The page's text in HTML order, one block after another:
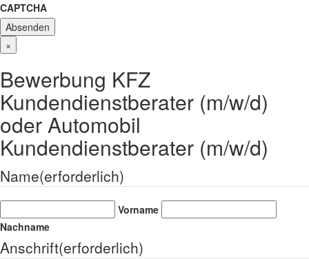
CAPTCHA
×
Bewerbung KFZ
Kundendienstberater (m/w/d)
oder Automobil
Kundendienstberater (m/w/d)
Name(erforderlich)
Vorname
Nachname
Anschrift(erforderlich)